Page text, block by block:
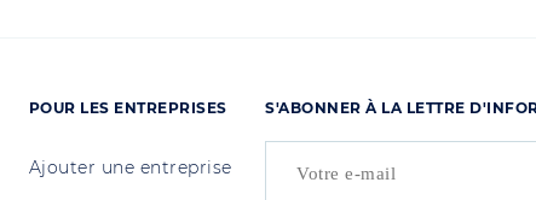
POUR LES ENTREPRISES
Ajouter une entreprise
S'ABONNER À LA LETTRE